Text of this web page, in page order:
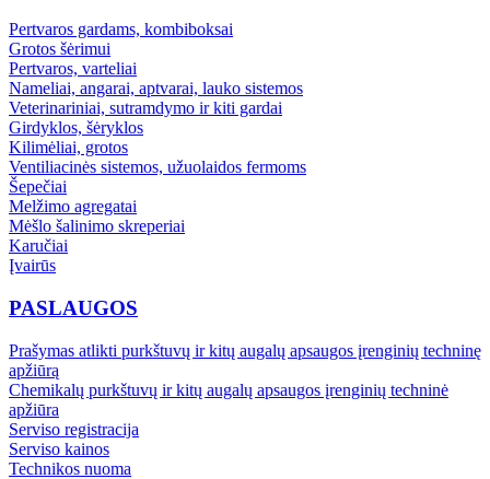
Pertvaros gardams, kombiboksai
Grotos šėrimui
Pertvaros, varteliai
Nameliai, angarai, aptvarai, lauko sistemos
Veterinariniai, sutramdymo ir kiti gardai
Girdyklos, šėryklos
Kilimėliai, grotos
Ventiliacinės sistemos, užuolaidos fermoms
Šepečiai
Melžimo agregatai
Mėšlo šalinimo skreperiai
Karučiai
Įvairūs
PASLAUGOS
Prašymas atlikti purkštuvų ir kitų augalų apsaugos įrenginių techninę
apžiūrą
Chemikalų purkštuvų ir kitų augalų apsaugos įrenginių techninė
apžiūra
Serviso registracija
Serviso kainos
Technikos nuoma